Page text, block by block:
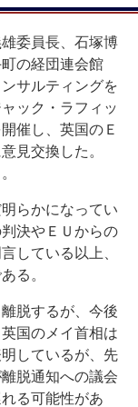
委員長、石塚博
の経団連会館
サルティングを
ック・ラフィッ
催し、英国のＥ
見交換した。
らかになってい
決やＥＵからの
している以上、
る。
脱するが、今後
国のメイ首相は
しているが、先
脱通知への議会
る可能性があ